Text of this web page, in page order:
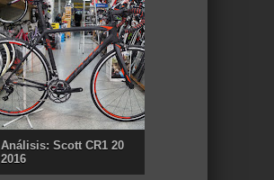
Análisis: Scott CR1 20
2016